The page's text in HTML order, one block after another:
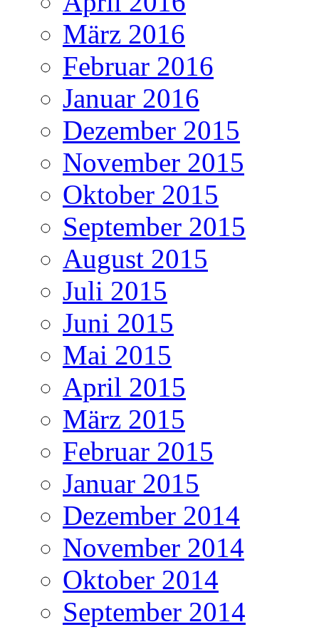
März 2016
Februar 2016
Januar 2016
Dezember 2015
November 2015
Oktober 2015
September 2015
August 2015
Juli 2015
Juni 2015
Mai 2015
April 2015
März 2015
Februar 2015
Januar 2015
Dezember 2014
November 2014
Oktober 2014
September 2014